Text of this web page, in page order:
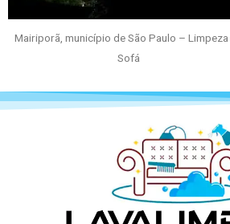
Mairiporã, município de São Paulo –
Sofá